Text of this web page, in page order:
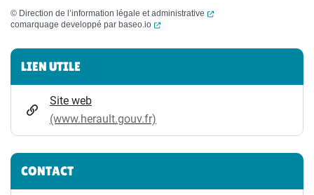
© Direction de l’information légale et administrative
(ouverture dans un
comarquage developpé par baseo.io (ouverture dans un nouvel onglet)
Informations complémentaires
LIEN UTILE
Site web
(www.herault.gouv.fr)
CONTACT